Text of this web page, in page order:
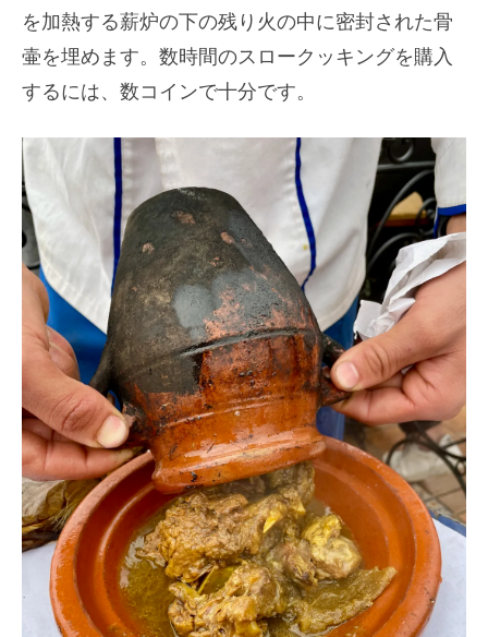
を加熱する薪炉の下の残り火の中に密封された骨
壷を埋めます。数時間のスロークッキングを購入
するには、数コインで十分です。